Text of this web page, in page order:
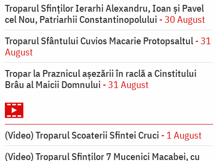
Troparul Sfinţilor Ierarhi Alexandru, Ioan şi Pavel
cel Nou, Patriarhii Constantinopolului - 30 August
Troparul Sfântului Cuvios Macarie Protopsaltul- 31
August
Tropar la Praznicul aşezării în raclă a Cinstitului
Brâu al Maicii Domnului - 31 August
(Video) Troparul Scoaterii Sfintei Cruci - 1 August
(Video) Troparul Sfinților 7 Mucenici Macabei, cu